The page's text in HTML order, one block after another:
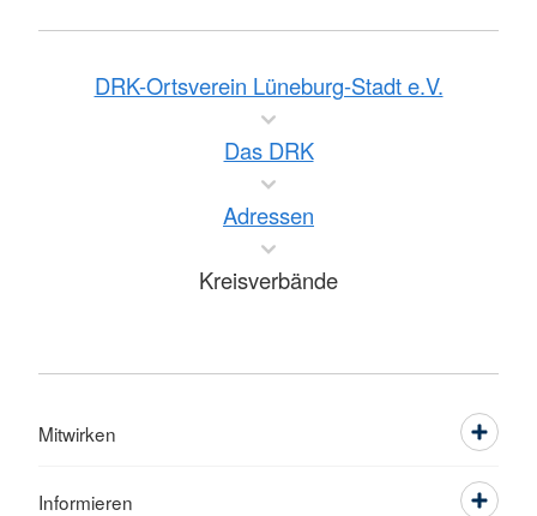
DRK-Ortsverein Lüneburg-Stadt e.V.
Das DRK
Adressen
Kreisverbände
Mitwirken
Informieren